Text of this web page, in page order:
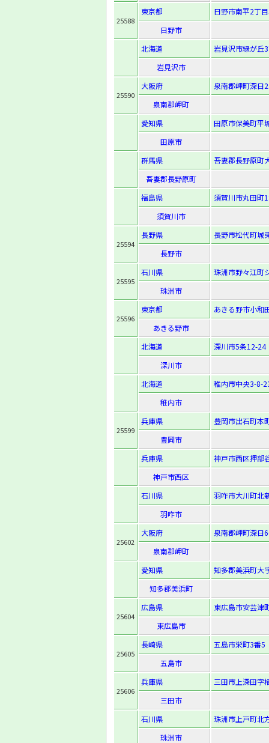
25588
東京都
日野市南平2丁
日野市
北海道
岩見沢市緑が丘
岩見沢市
25590
大阪府
泉南郡岬町深日
泉南郡岬町
愛知県
田原市保美町平
田原市
群馬県
吾妻郡長野原町
吾妻郡長野原町
福島県
須賀川市丸田町
須賀川市
25594
長野県
長野市松代町城
長野市
25595
石川県
珠洲市野々江町
珠洲市
25596
東京都
あきる野市小和
あきる野市
北海道
深川市5条12-24
深川市
北海道
稚内市中央3-8-
稚内市
25599
兵庫県
豊岡市出石町本
豊岡市
兵庫県
神戸市西区押部
神戸市西区
石川県
羽咋市大川町北
羽咋市
25602
大阪府
泉南郡岬町深日
泉南郡岬町
愛知県
知多郡美浜町大
知多郡美浜町
25604
広島県
東広島市安芸津
東広島市
25605
長崎県
五島市栄町3番5
五島市
25606
兵庫県
三田市上深田字
三田市
石川県
珠洲市上戸町北
珠洲市